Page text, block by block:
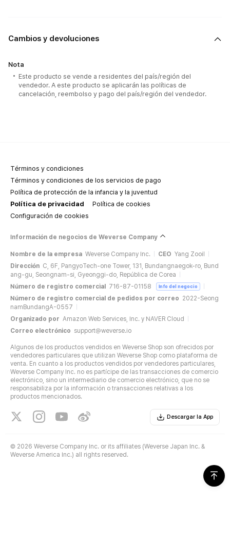
Cambios y devoluciones
Nota
Este producto se vende a residentes del país/región del
vendedor. A este producto se aplicarán las políticas de
cancelación, reembolso y pago del país/región del vendedor.
Términos y condiciones
Términos y condiciones de los servicios de pago
Política de protección de la infancia y la juventud
Política de privacidad
Política de cookies
Configuración de cookies
Información de negocios de Weverse Company
Nombre de la empresa Weverse Company Inc. CEO Yang Zooil
Dirección C, 6F, PangyoTech-one Tower, 131, Bundangnaegok-ro, Bund
ang-gu, Seongnam-si, Gyeonggi-do, República de Corea
Número de registro comercial
716-87-01158 Info del negocio
Número de registro comercial de pedidos por correo 2022-Seong
namBundangA-0557
Organizado por Amazon Web Services, Inc. y NAVER Cloud
Correo electrónico support@weverse.io
Algunos de los productos vendidos en Weverse Shop son ofrecidos por
vendedores particulares que utilizan Weverse Shop como plataforma de
venta. En cuanto a los productos vendidos por vendedores particulares,
Weverse Company Inc. no es partícipe de las transacciones de comercio
electrónico, sino un intermediario de comercio electrónico, que no se
responsabiliza por la información o transacciones relativas a los
productos mencionados.
Descargar la App
© 2026 Weverse Company Inc. or its affiliates (Weverse Japan Inc. &
Weverse America Inc.) all rights reserved.